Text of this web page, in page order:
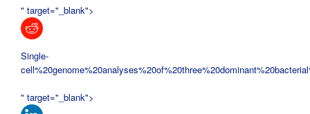
" target="_blank">
Single-
" target="_blank">